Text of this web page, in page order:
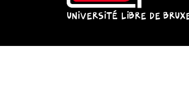
UNIVERSITÉ LIBRE DE